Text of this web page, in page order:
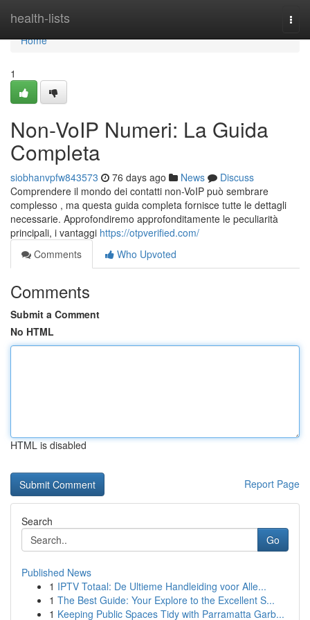
health-lists
Home
Home
1
Non-VoIP Numeri: La Guida
Completa
siobhanvpfw843573 76 days ago News
Discuss
Comprendere il mondo dei contatti non-VoIP può sembrare
complesso , ma questa guida completa fornisce tutte le dettagli
necessarie. Approfondiremo approfonditamente le peculiarità
principali, i vantaggi https://otpverified.com/
Comments
Who Upvoted
Comments
Submit a Comment
No HTML
HTML is disabled
Report Page
Search
Go
Published News
1 IPTV Totaal: De Ultieme Handleiding voor Alle...
1 The Best Guide: Your Explore to the Excellent S...
1 Keeping Public Spaces Tidy with Parramatta Garb...